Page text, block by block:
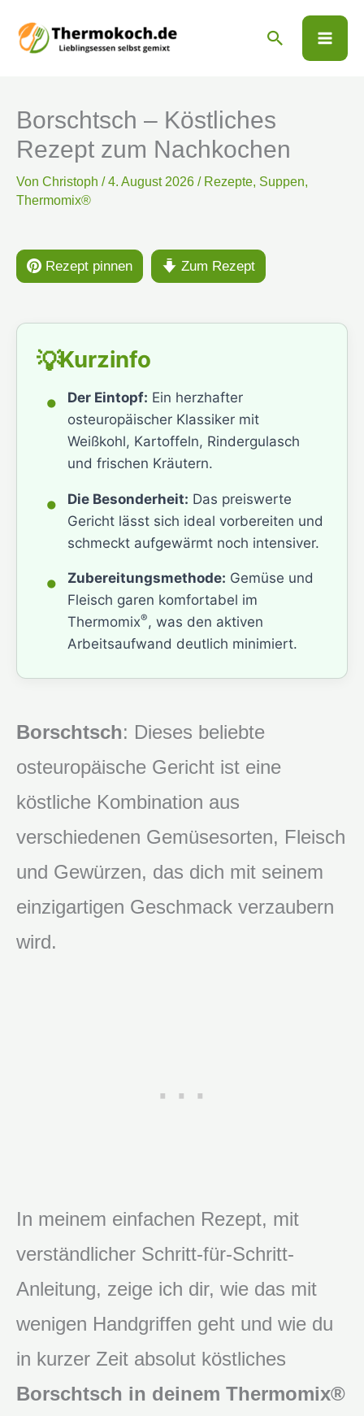
Zum
Inhalt
Suchen
Borschtsch – Köstliches
Rezept zum Nachkochen
Von Christoph /4. August 2026 / Rezepte, Suppen,
Thermomix®
Rezept pinnen Zum Rezept
💡Kurzinfo
• Der Eintopf: Ein herzhafter
osteuropäischer Klassiker mit
Weißkohl, Kartoffeln, Rindergulasch
und frischen Kräutern.
• Die Besonderheit: Das preiswerte
Gericht lässt sich ideal vorbereiten und
schmeckt aufgewärmt noch intensiver.
• Zubereitungsmethode: Gemüse und
Fleisch garen komfortabel im
Thermomix®, was den aktiven
Arbeitsaufwand deutlich minimiert.
Borschtsch: Dieses beliebte
osteuropäische Gericht ist eine
köstliche Kombination aus
verschiedenen Gemüsesorten, Fleisch
und Gewürzen, das dich mit seinem
einzigartigen Geschmack verzaubern
wird.
In meinem einfachen Rezept, mit
verständlicher Schritt-für-Schritt-
Anleitung, zeige ich dir, wie das mit
wenigen Handgriffen geht und wie du
in kurzer Zeit absolut köstliches
Borschtsch in deinem Thermomix®